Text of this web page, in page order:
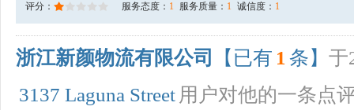
评分： 服务态度： 1 服务质量： 1 诚信度： 1
浙江新颜物流有限公司 【已有 1 条】 于
3137 Laguna Street 用户对他的一条点